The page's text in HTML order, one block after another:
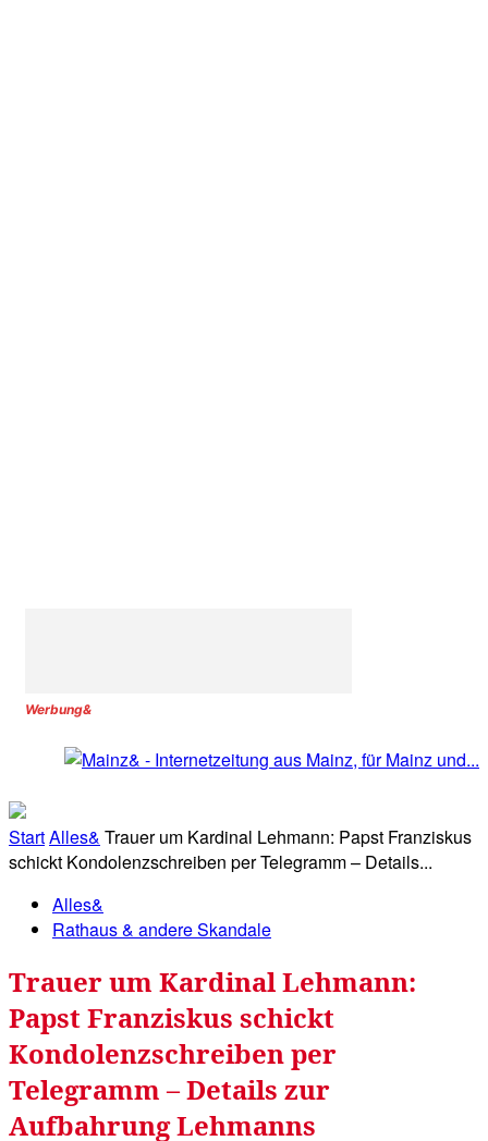
Werbung&
StartAlles& Trauer um Kardinal Lehmann: Papst Franziskus
schickt Kondolenzschreiben per Telegramm – Details...
Alles&
Rathaus & andere Skandale
Trauer um Kardinal Lehmann:
Papst Franziskus schickt
Kondolenzschreiben per
Telegramm – Details zur
Aufbahrung Lehmanns